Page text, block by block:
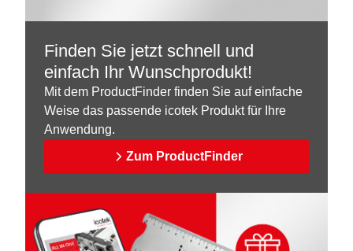
Finden Sie jetzt schnell und
einfach Ihr Wunschprodukt!
Mit dem ProductFinder finden Sie auf einfache
Weise das passende icotek Produkt für Ihre
Anwendung.
Zum ProductFinder